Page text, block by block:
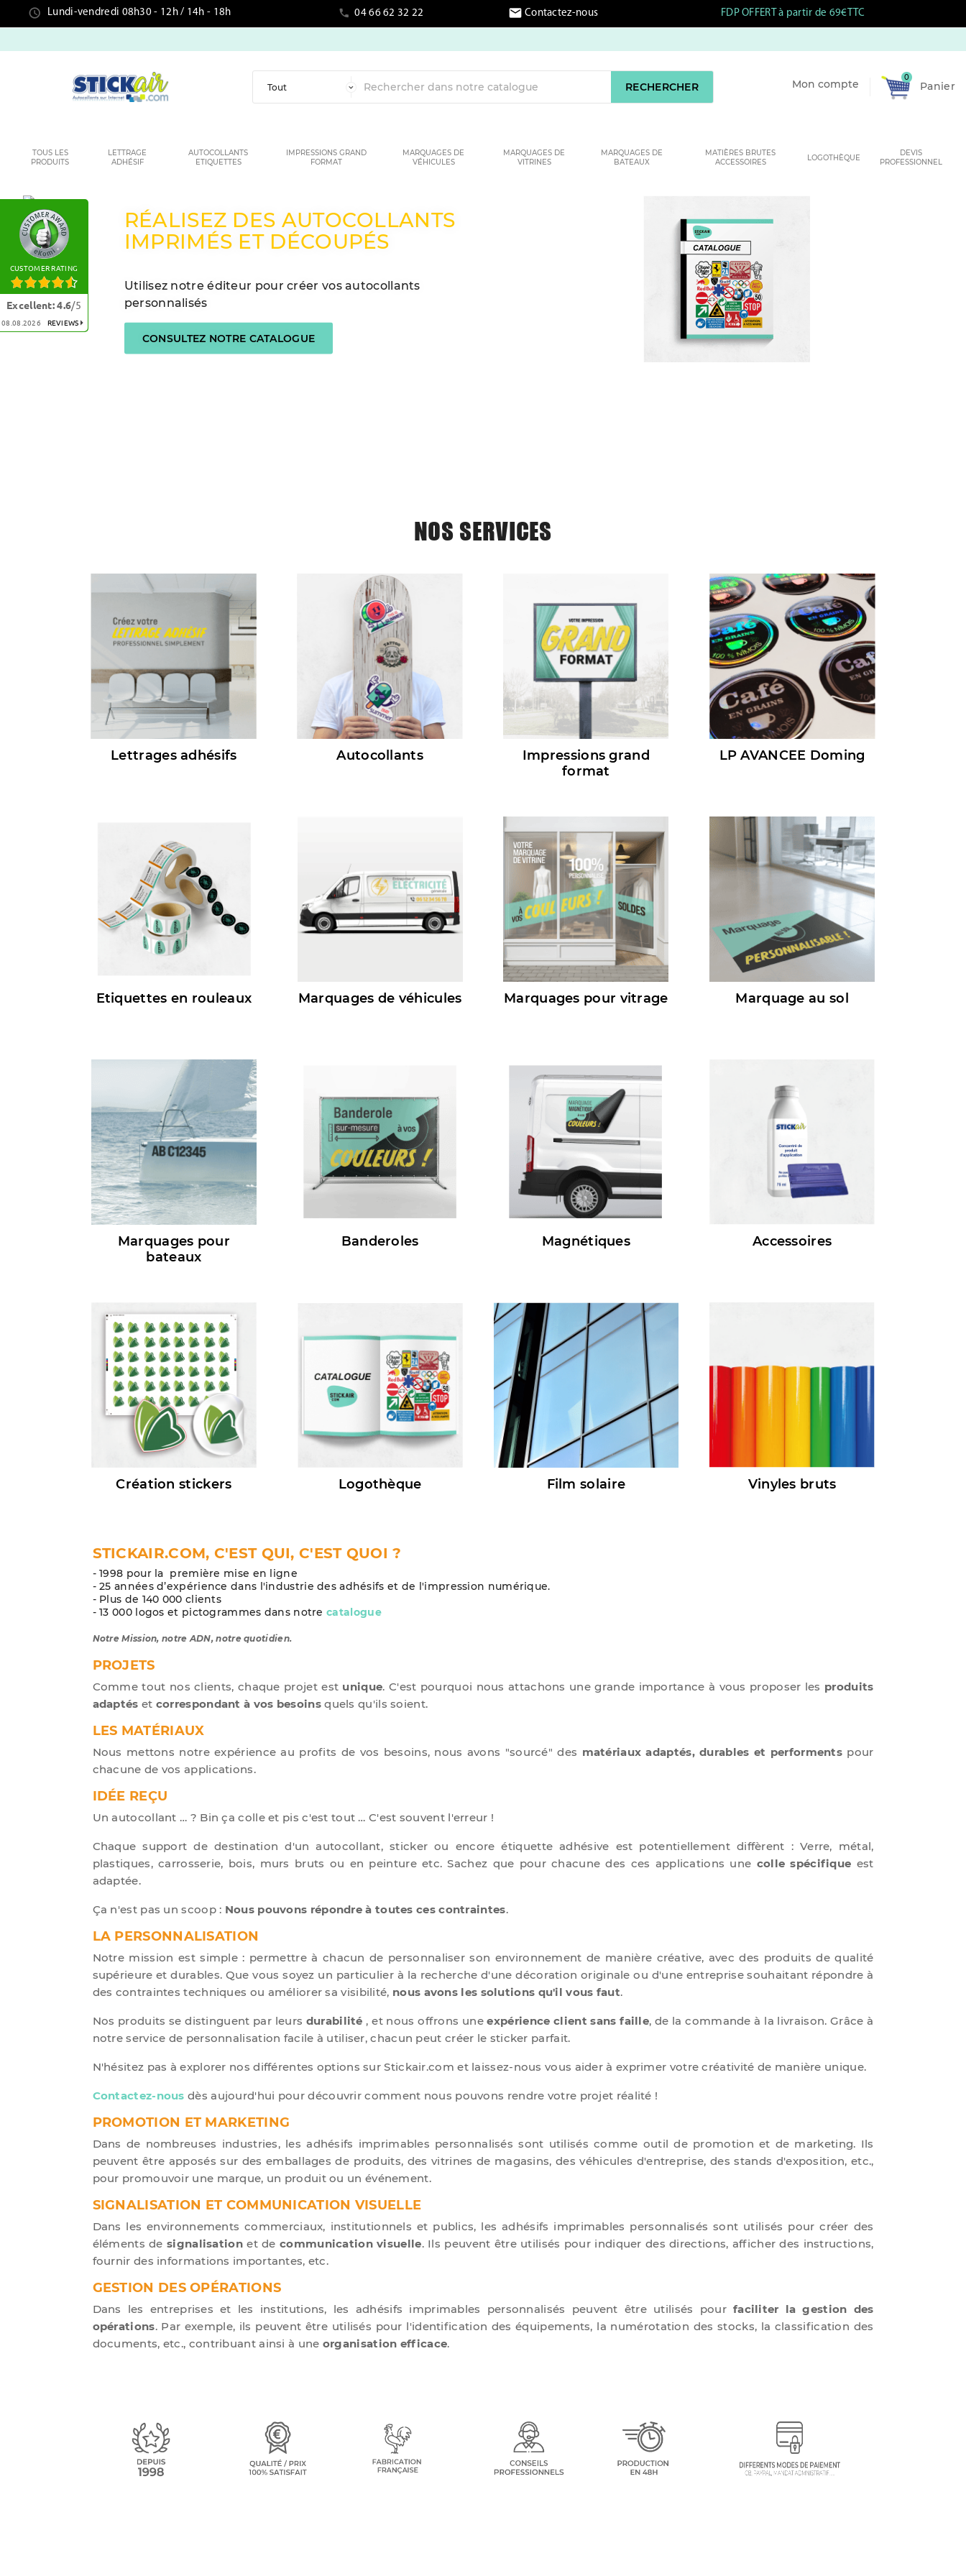
Lundi-vendredi 08h30 - 12h / 14h - 18h 04 66 62 32 22  Contactez-nous FDP OFFERT à partir de 69€TTC
CUSTOMER RATING
Excellent: 4.6/5
08.08.2026 REVIEWS
RECHERCHER Mon compte
0
Panier
TOUS LES
PRODUITS
LETTRAGE
ADHÉSIF
AUTOCOLLANTS
ETIQUETTES
IMPRESSIONS GRAND
FORMAT
MARQUAGES DE
VÉHICULES
MARQUAGES DE
VITRINES
MARQUAGES DE
BATEAUX
MATIÈRES BRUTES
ACCESSOIRES
LOGOTHÈQUE
DEVIS
PROFESSIONNEL
PERSONNALISEZ VOTRE
LETTRAGE ADHÉSIF !
Commandez à vos couleurs,
formes et tailles en utilisant notre éditeur
CRÉEZ VOTRE LETTRAGE ADHÉSIF
NOS SERVICES
Lettrages adhésifs Autocollants
Impressions grand
format
LP AVANCEE Doming
Etiquettes en rouleaux Marquages de véhicules Marquages pour vitrage Marquage au sol
Marquages pour
bateaux
Banderoles Magnétiques Accessoires
Création stickers Logothèque Film solaire Vinyles bruts
STICKAIR.COM, C'EST QUI, C'EST QUOI ?
- 1998 pour la première mise en ligne
- 25 années d’expérience dans l'industrie des adhésifs et de l'impression numérique.
- Plus de 140 000 clients
- 13 000 logos et pictogrammes dans notrecatalogue
Notre Mission, notre ADN, notre quotidien.
PROJETS
Comme tout nos clients, chaque projet est unique. C'est pourquoi nous attachons une grande importance à vous proposer les produits
adaptés et correspondant à vos besoinsquels qu'ils soient.
LES MATÉRIAUX
Nous mettons notre expérience au profits de vos besoins, nous avons "sourcé" des matériaux adaptés, durables et performents pour
chacune de vos applications.
IDÉE REÇU
Un autocollant … ? Bin ça colle et pis c'est tout … C'est souvent l'erreur !
Chaque support de destination d'un autocollant, sticker ou encore étiquette adhésive est potentiellement diffèrent : Verre, métal,
plastiques, carrosserie, bois, murs bruts ou en peinture etc. Sachez que pour chacune des ces applications une colle spécifique est
adaptée.
Ça n'est pas un scoop : Nous pouvons répondre à toutes ces contraintes.
LA PERSONNALISATION
Notre mission est simple : permettre à chacun de personnaliser son environnement de manière créative, avec des produits de qualité
supérieure et durables. Que vous soyez un particulier à la recherche d'une décoration originale ou d'une entreprise souhaitant répondre à
des contraintes techniques ou améliorer sa visibilité, nous avons les solutions qu'il vous faut.
Nos produits se distinguent par leurs durabilité , et nous offrons uneexpérience client sans faille, de la commande à la livraison. Grâce à
notre service de personnalisation facile à utiliser, chacun peut créer le sticker parfait.
N'hésitez pas à explorer nos différentes options sur Stickair.com et laissez-nous vous aider à exprimer votre créativité de manière unique.
Contactez-nous dès aujourd'hui pour découvrir comment nous pouvons rendre votre projet réalité !
PROMOTION ET MARKETING
Dans de nombreuses industries, les adhésifs imprimables personnalisés sont utilisés comme outil de promotion et de marketing. Ils
peuvent être apposés sur des emballages de produits, des vitrines de magasins, des véhicules d'entreprise, des stands d'exposition, etc.,
pour promouvoir une marque, un produit ou un événement.
SIGNALISATION ET COMMUNICATION VISUELLE
Dans les environnements commerciaux, institutionnels et publics, les adhésifs imprimables personnalisés sont utilisés pour créer des
éléments designalisationet de communication visuelle. Ils peuvent être utilisés pour indiquer des directions, afficher des instructions,
fournir des informations importantes, etc.
GESTION DES OPÉRATIONS
Dans les entreprises et les institutions, les adhésifs imprimables personnalisés peuvent être utilisés pour faciliter la gestion des
opérations. Par exemple, ils peuvent être utilisés pour l'identification des équipements, la numérotation des stocks, la classification des
documents, etc., contribuant ainsi à une organisation efficace.